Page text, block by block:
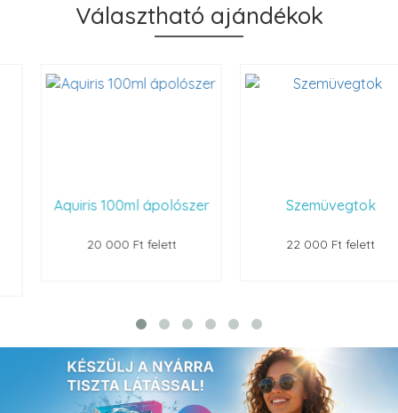
Választható ajándékok
Aquiris 100ml ápolószer
20 000 Ft felett
Szemüvegtok
22 000 Ft felett